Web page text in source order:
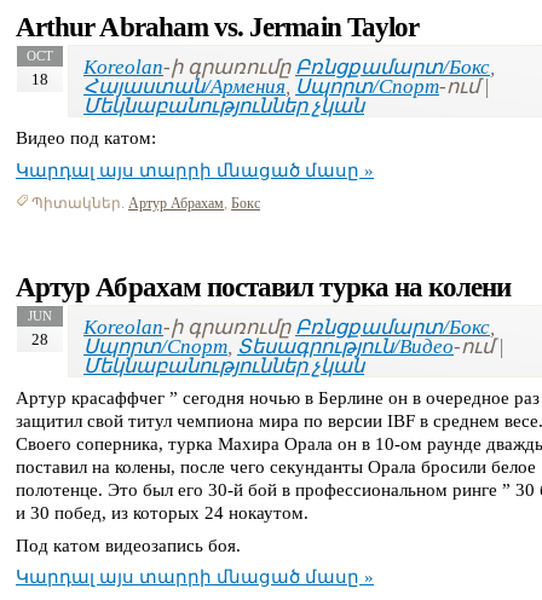
Arthur Abraham vs. Jermain Taylor
OCT
18
Koreolan-ի գրառումը Բռնցքամարտ/Бокс,
Հայաստան/Армения, Սպորտ/Спорт-ում |
Մեկնաբանություններ չկան
Видео под катом:
Կարդալ այս տարրի մնացած մասը »
Պիտակներ. Артур Абрахам, Бокс
Артур Абрахам поставил турка на колени
JUN
28
Koreolan-ի գրառումը Բռնցքամարտ/Бокс,
Սպորտ/Спорт, Տեսագրություն/Видео-ում |
Մեկնաբանություններ չկան
Артур красаффчег ” сегодня ночью в Берлине он в очередное раз
защитил свой титул чемпиона мира по версии IBF в среднем весе.
Своего соперника, турка Махира Орала он в 10-ом раунде
поставил на колены, после чего секунданты Орала бросили белое
полотенце. Это был его 30-й бой в профессиональном ринге ” 30
и 30 побед, из которых 24 нокаутом.
Под катом видеозапись боя.
Կարդալ այս տարրի մնացած մասը »